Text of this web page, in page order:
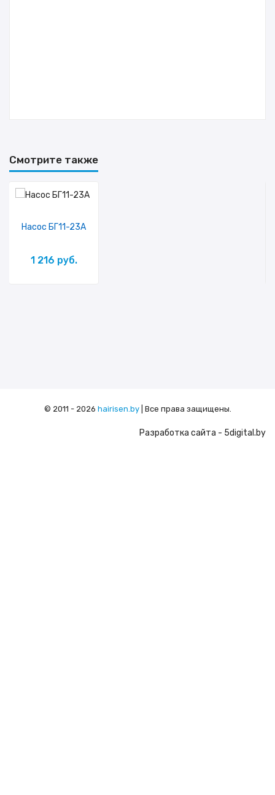
Смотрите также
Насос БГ11-23А
1 216 руб.
© 2011 - 2026 hairisen.by| Все права защищены.
Разработка сайта - 5digital.by